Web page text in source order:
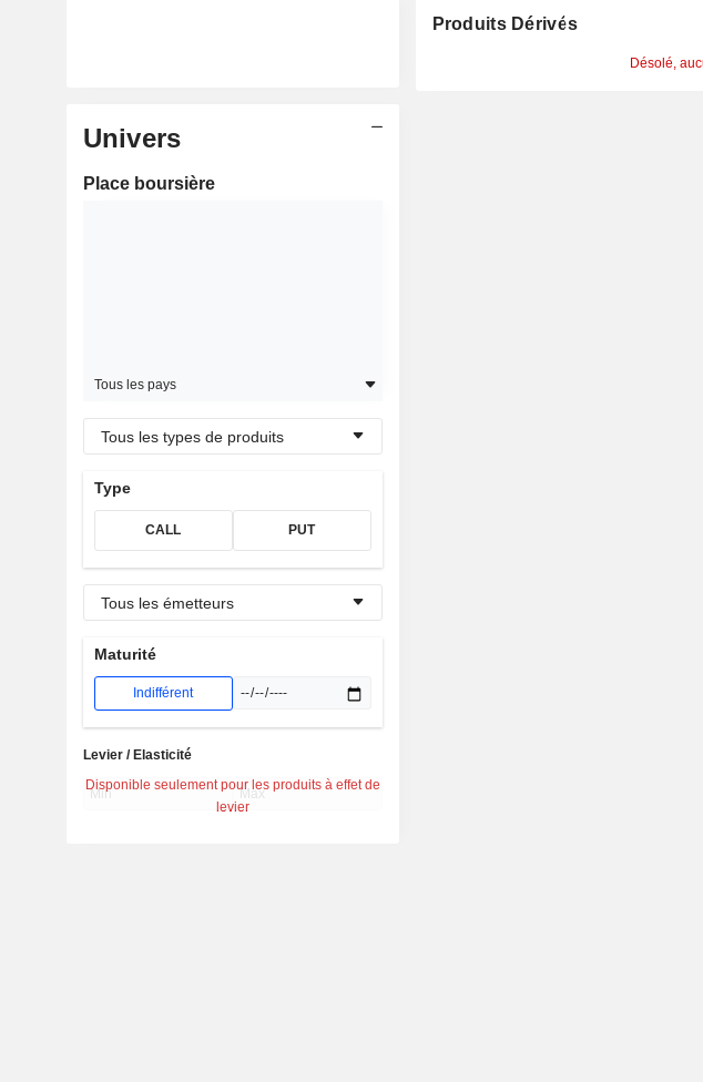
Univers
Place boursière
Tous les pays
Tous les types de produits
Type
CALL PUT
Tous les émetteurs
Maturité
Indifférent
Disponible seulement pour les produits à effet de
levier
Levier / Elasticité
Produits Dérivés
Désolé,